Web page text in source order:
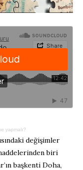
yapmalı?
değişimler
biri
başkenti Doha,